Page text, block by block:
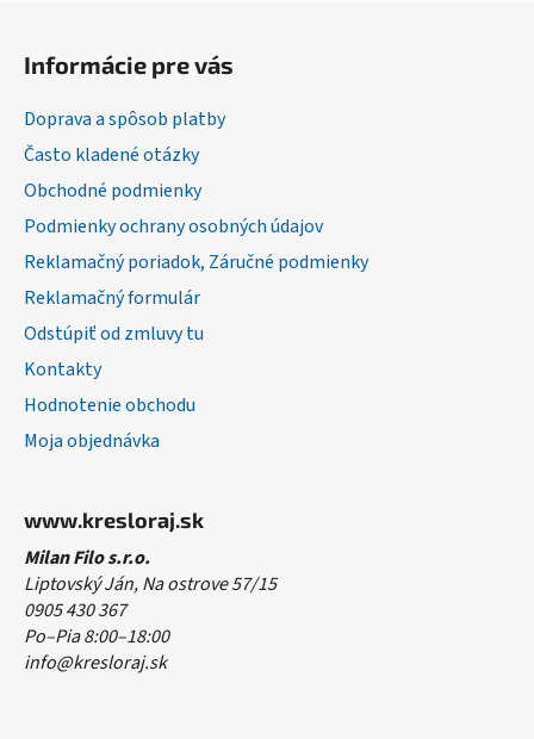
Informácie pre vás
Doprava a spôsob platby
Často kladené otázky
Obchodné podmienky
Podmienky ochrany osobných údajov
Reklamačný poriadok, Záručné podmienky
Reklamačný formulár
Odstúpiť od zmluvy tu
Kontakty
Hodnotenie obchodu
Moja objednávka
www.kresloraj.sk
Milan Filo s.r.o.
Liptovský Ján, Na ostrove 57/15
0905 430 367
Po–Pia 8:00–18:00
info@kresloraj.sk